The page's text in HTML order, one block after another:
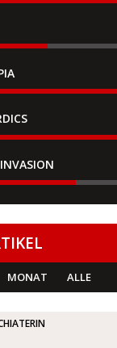
MONAT ALLE